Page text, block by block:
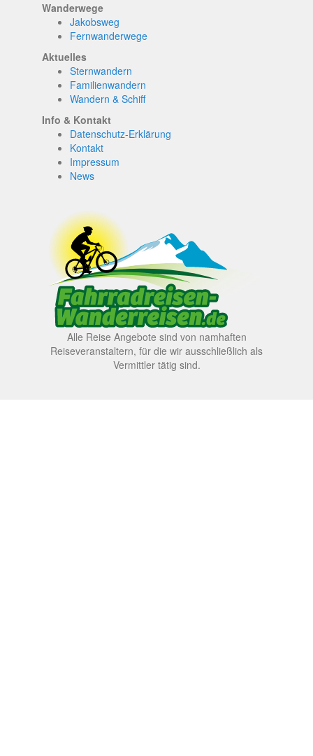
Wanderwege
Jakobsweg
Fernwanderwege
Aktuelles
Sternwandern
Familienwandern
Wandern & Schiff
Info & Kontakt
Datenschutz-Erklärung
Kontakt
Impressum
News
Alle Reise Angebote sind von namhaften
Reiseveranstaltern, für die wir ausschließlich als
Vermittler tätig sind.